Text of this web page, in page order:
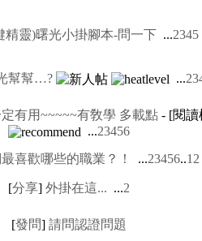
精靈)曙光小掛腳本-問一下 ...2345
幫幫…? ...23
有用~~~~~有敎學 多載點- [閱讀
...23456
喜歡哪些的職業？！ ...23456..12
[分享] 外掛在這... ...2
[發問] 請問認證問題